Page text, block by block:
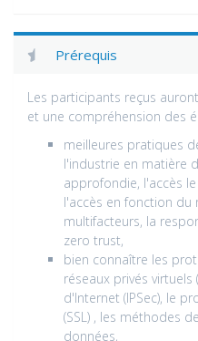
Prérequis
Les participants reçus
et une compréhension des
meilleures pratiques
l'industrie en matière
approfondie, l'accès
l'accès en fonction du
multifacteurs, la
zero trust,
bien connaître les
réseaux privés
d'Internet (IPSec), le
(SSL) , les méthodes
données,